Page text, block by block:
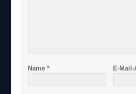
Name* E-Mail-